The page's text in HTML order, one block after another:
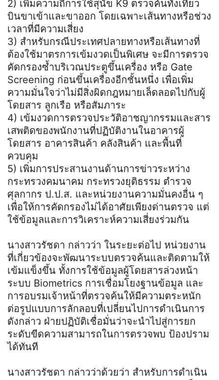
2) เพิ่มความถี่การใช้สุนัข K9 ตรวจค้นทั้งเที่ยว
บินขาเข้าและขาออก โดยเฉพาะเส้นทางหรือช่วง
เวลาที่มีความเสี่ยง
3) สำหรับกรณีประเทศปลายทางหรือเส้นทางที่
ต้องใช้มาตรการเข้มงวดเป็นพิเศษ จะมีการตรวจ
คัดกรองซ้ำบริเวณประตูขึ้นเครื่อง หรือ Gate
Screening ก่อนขึ้นเครื่องอีกชั้นหนึ่ง เพื่อเพิ่ม
ความมั่นใจว่าไม่มีสิ่งผิดกฎหมายเล็ดลอดไปกับผู้
โดยสาร ลูกเรือ หรือสัมภาระ
4) เข้มงวดการตรวจประวัติอาชญากรรมและสาร
เสพติดของพนักงานที่ปฏิบัติงานในอาคารผู้
โดยสาร อาคารสินค้า คลังสินค้า และพื้นที่
ควบคุม
5) เพิ่มการประสานงานด้านการข่าวระหว่าง
กระทรวงคมนาคม กระทรวงยุติธรรม ตำรวจ
ศุลกากร ป.ป.ส. และหน่วยงานความมั่นคงอื่น ๆ
เพื่อให้การคัดกรองไม่ได้อาศัยเพียงด่านตรวจ แต่
ใช้ข้อมูลและการวิเคราะห์ความเสี่ยงร่วมกัน
นางสาวรัชดา กล่าวว่า ในระยะต่อไป หน่วยงาน
ที่เกี่ยวข้องจะพัฒนาระบบตรวจค้นและติดตามให้
เข้มแข็งขึ้น ทั้งการใช้ข้อมูลผู้โดยสารล่วงหน้า
ระบบ Biometrics การเชื่อมโยงฐานข้อมูล และ
การอบรมเจ้าหน้าที่ตรวจค้นให้มีความตระหนัก
ต่อรูปแบบการลักลอบที่เปลี่ยนไปการดำเนินการ
ดังกล่าว ฝ่ายปฏิบัติเชื่อมั่นว่าจะนำไปสู่การยก
ระดับขีดความสามารถในการตรวจพบ ป้องปราม
ได้ทันที
นางสาวรัชดา กล่าวว่าด้วยว่า สำหรับการดำเนิน